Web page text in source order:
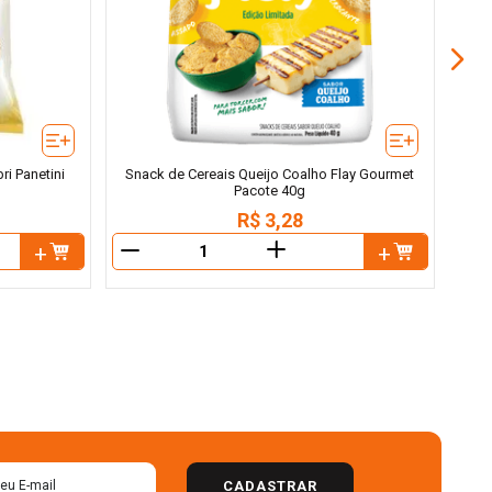
Panetini
Snack de Cereais Queijo Coalho Flay Gourmet
Pacote 40g
R$ 3,28
＋
CADASTRAR